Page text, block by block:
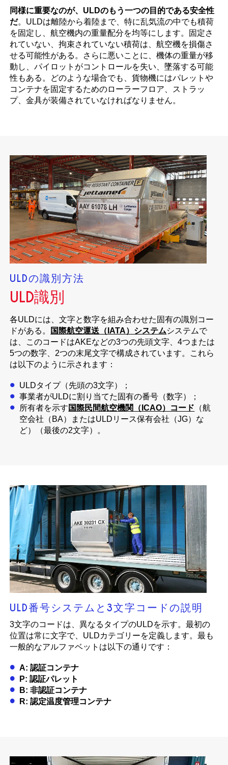
同様に重要なのが、ULDのもう一つの目的である安全性
だ。ULDは離陸から着陸まで、特に乱気流の中でも積荷
を固定し、航空機内の重量配分を均等にします。固定さ
れていない、拘束されていない積荷は、航空機を損傷さ
せる可能性がある。さらに悪いことに、機体の重量が移
動し、パイロットがコントロールを失い、墜落する可能
性もある。どのような場合でも、貨物機にはパレットや
コンテナを固定するためのローラーフロア、ストラッ
プ、金具が装備されていなければなりません。
ULDの識別方法
ULD識別
各ULDには、文字と数字を組み合わせた固有の識別コー
ドがある。
国際航空運送（IATA）システムシステムで
は、このコードはAKEなどの3つの先頭文字、4つまたは
5つの数字、2つの末尾文字で構成されています。これら
は以下のように示されます：
ULDタイプ（先頭の3文字）；
事業者がULDに割り当てた固有の番号（数字）；
所有者を示す 国際民間航空機関（ICAO）コード （航
空会社（BA）またはULDリース保有会社（JG）な
ど）（最後の2文字）。
ULD番号システムと3文字コードの説明
3文字のコードは、異なるタイプのULDを示す。最初の
位置は常に文字で、ULDカテゴリーを定義します。最も
一般的なアルファベットは以下の通りです：
A: 認証コンテナ
P: 認証パレット
B: 非認証コンテナ
R: 認定温度管理コンテナ